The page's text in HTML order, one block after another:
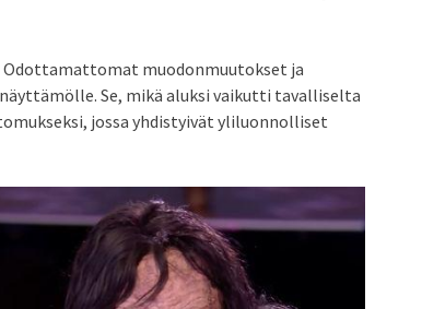
Odottamattomat muodonmuutokset ja
Se, mikä aluksi vaikutti tavalliselta
jossa yhdistyivät yliluonnolliset